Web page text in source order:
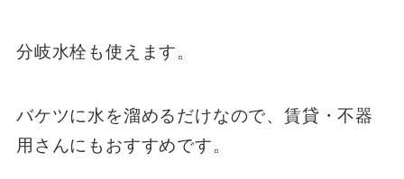
分岐水栓も使えます。
バケツに水を溜めるだけなので、賃貸・不器
用さんにもおすすめです。